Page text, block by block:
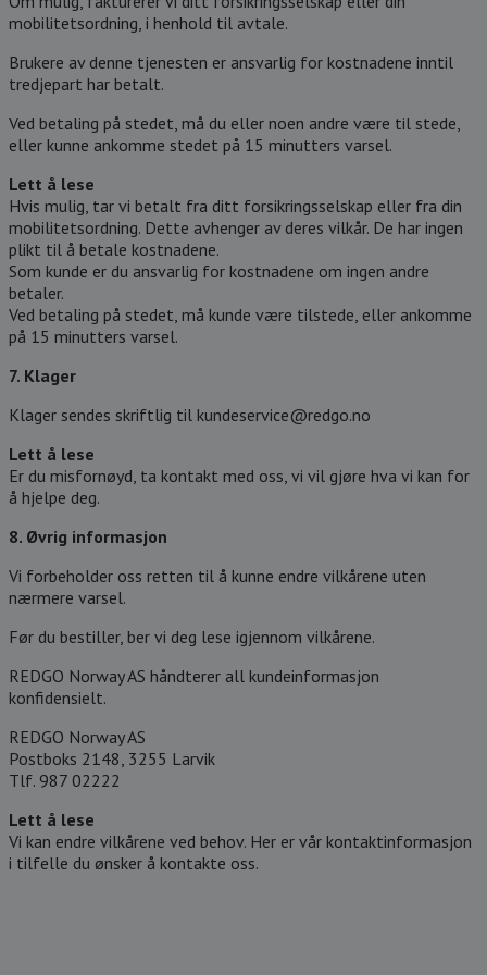
mobilitetsordning, i henhold til avtale.
Brukere av denne tjenesten er ansvarlig for kostnadene inntil
tredjepart har betalt.
Ved betaling på stedet, må du eller noen andre være til stede,
eller kunne ankomme stedet på 15 minutters varsel.
Lett å lese
Hvis mulig, tar vi betalt fra ditt forsikringsselskap eller fra din
mobilitetsordning. Dette avhenger av deres vilkår. De har ingen
plikt til å betale kostnadene.
Som kunde er du ansvarlig for kostnadene om ingen andre
betaler.
Ved betaling på stedet, må kunde være tilstede, eller ankomme
på 15 minutters varsel.
7. Klager
Klager sendes skriftlig til kundeservice@redgo.no
Lett å lese
Er du misfornøyd, ta kontakt med oss, vi vil gjøre hva vi kan for
å hjelpe deg.
8. Øvrig informasjon
Vi forbeholder oss retten til å kunne endre vilkårene uten
nærmere varsel.
Før du bestiller, ber vi deg lese igjennom vilkårene.
REDGO Norway AS håndterer all kundeinformasjon
konfidensielt.
REDGO Norway AS
Postboks 2148, 3255 Larvik
Tlf. 987 02222
Lett å lese
Vi kan endre vilkårene ved behov. Her er vår kontaktinformasjon
i tilfelle du ønsker å kontakte oss.